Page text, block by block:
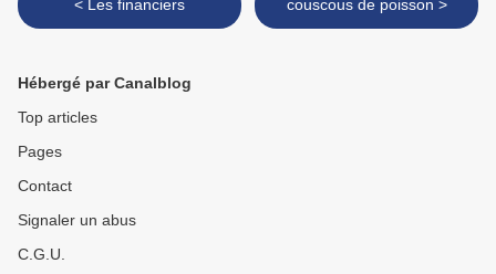
< Les financiers couscous de poisson >
Hébergé par Canalblog
Top articles
Pages
Contact
Signaler un abus
C.G.U.